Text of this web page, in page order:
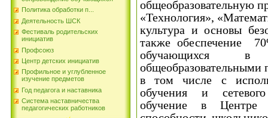
Политика обработки п...
Деятельность ШСК
Фестиваль родительских
инициатив
Профсоюз
Центр детских инициатив
Профильное и углубленное
изучение предметов
Год педагога и наставника
Система наставничества
педагогических работников
общеобразовательную
«Технология»,
культура и основы
также обеспечение
обучающихся в
общеобразовательными
в том числе с
обучения и
обучение в Центре